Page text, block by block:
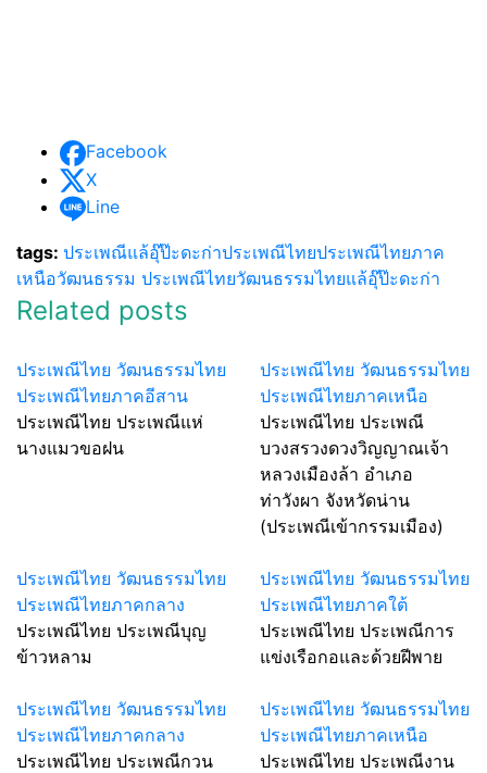
Facebook
X
Line
tags: ประเพณีแล้อุ๊ป๊ะดะก่าประเพณีไทยประเพณีไทยภาค
เหนือวัฒนธรรม ประเพณีไทยวัฒนธรรมไทยแล้อุ๊ป๊ะดะก่า
Related posts
ประเพณีไทย วัฒนธรรมไทย
ประเพณีไทยภาคอีสาน
ประเพณีไทย ประเพณีแห่
นางแมวขอฝน
ประเพณีไทย วัฒนธรรมไทย
ประเพณีไทยภาคเหนือ
ประเพณีไทย ประเพณี
บวงสรวงดวงวิญญาณเจ้า
หลวงเมืองล้า อำเภอ
ท่าวังผา จังหวัดน่าน
(ประเพณีเข้ากรรมเมือง)
ประเพณีไทย วัฒนธรรมไทย
ประเพณีไทยภาคกลาง
ประเพณีไทย ประเพณีบุญ
ข้าวหลาม
ประเพณีไทย วัฒนธรรมไทย
ประเพณีไทยภาคใต้
ประเพณีไทย ประเพณีการ
แข่งเรือกอและด้วยฝีพาย
ประเพณีไทย วัฒนธรรมไทย
ประเพณีไทยภาคกลาง
ประเพณีไทย ประเพณีกวน
ประเพณีไทย วัฒนธรรมไทย
ประเพณีไทยภาคเหนือ
ประเพณีไทย ประเพณีงาน